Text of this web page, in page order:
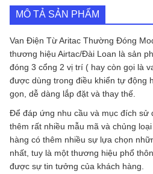
3V210-
08-
NC
số
lượng
MÔ TẢ SẢN PHẨM
Van Điện Từ Aritac Thường Đóng
thương hiệu Airtac/Đài Loan là sản
đóng 3 cổng 2 vị trí ( hay còn gọi là
được dùng trong điều khiển tự động
gọn, dễ dàng lắp đặt và thay thế.
Để đáp ứng nhu cầu và mục đích sử
thêm rất nhiều mẫu mã và chủng
hàng có thêm nhiều sự lựa chọn
nhất, tuy là một thương hiệu phổ
được sự tin tưởng của khách hàng.